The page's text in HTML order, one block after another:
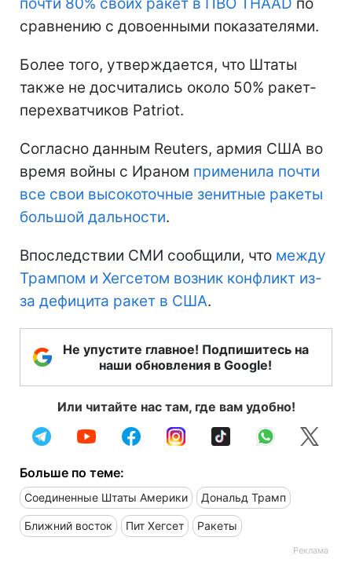
сравнению с довоенными показателями.
Более того, утверждается, что Штаты
также не досчитались около 50% ракет-
перехватчиков Patriot.
Согласно данным Reuters, армия США во
время войны с Ираном применила почти
все свои высокоточные зенитные ракеты
большой дальности.
Впоследствии СМИ сообщили, что между
Трампом и Хегсетом возник конфликт из-
за дефицита ракет в США.
Не упустите главное! Подпишитесь на
наши обновления в Google!
Или читайте нас там, где вам удобно!
Больше по теме:
Соединенные Штаты Америки Дональд Трамп
Ближний восток Пит Хегсет Ракеты